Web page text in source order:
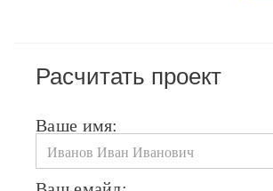
Расчитать проект
Ваше имя: